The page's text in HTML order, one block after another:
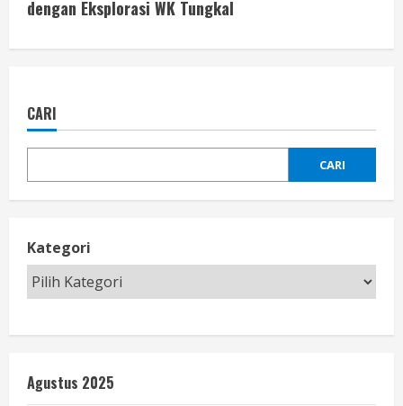
i
n
e
e
a
d
g
dengan Eksplorasi WK Tungkal
CARI
CARI
Kategori
Agustus 2025